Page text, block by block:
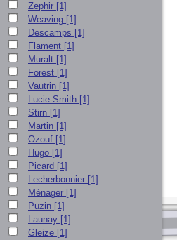
Zephir [1]
Weaving [1]
Descamps [1]
Flament [1]
Muralt [1]
Forest [1]
Vautrin [1]
Lucie-Smith [1]
Stirn [1]
Martin [1]
Ozouf [1]
Hugo [1]
Picard [1]
Lecherbonnier [1]
Ménager [1]
Puzin [1]
Launay [1]
Gleize [1]